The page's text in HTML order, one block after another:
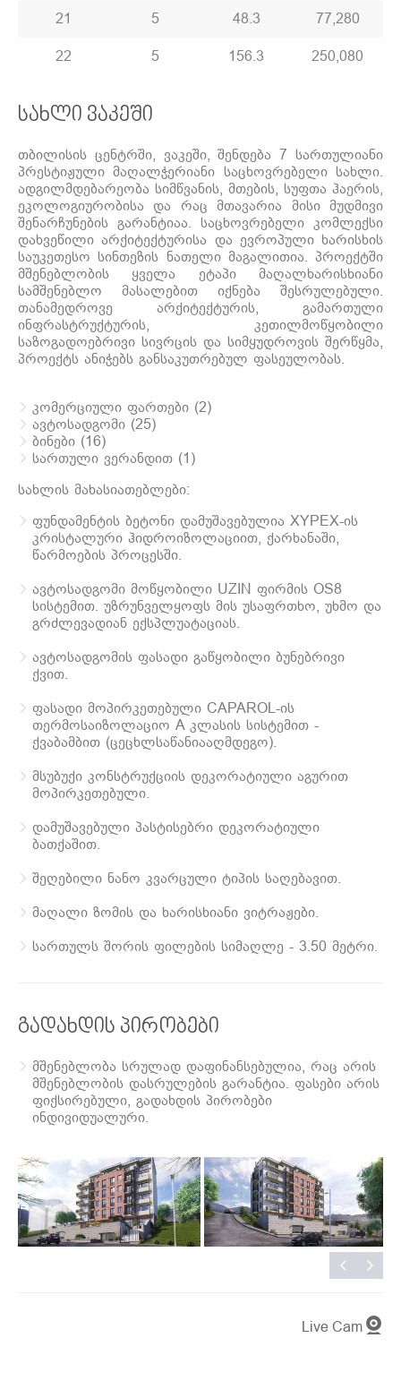
21 5 48.3 77,280
22 5 156.3 250,080
სახლი ვაკეში
თბილისის ცენტრში, ვაკეში, შენდება 7 სართულიანი
პრესტიჟული მაღალჭერიანი საცხოვრებელი სახლი.
ადგილმდებარეობა სიმწვანის, მთების, სუფთა ჰაერის,
ეკოლოგიურობისა და რაც მთავარია მისი მუდმივი
შენარჩუნების გარანტიაა. საცხოვრებელი კომლექსი
დახვეწილი არქიტექტურისა და ევროპული ხარისხის
საუკეთესო სინთეზის ნათელი მაგალითია. პროექტში
მშენებლობის ყველა ეტაპი მაღალხარისხიანი
სამშენებლო მასალებით იქნება შესრულებული.
თანამედროვე არქიტექტურის, გამართული
ინფრასტრუქტურის, კეთილმოწყობილი
საზოგადოებრივი სივრცის და სიმყუდროვის შერწყმა,
პროექტს ანიჭებს განსაკუთრებულ ფასეულობას.
კომერციული ფართები (2)
ავტოსადგომი (25)
ბინები (16)
სართული ვერანდით (1)
სახლის მახასიათებლები:
ფუნდამენტის ბეტონი დამუშავებულია XYPEX-ის
კრისტალური ჰიდროიზოლაციით, ქარხანაში,
წარმოების პროცესში.
ავტოსადგომი მოწყობილი UZIN ფირმის OS8
სისტემით. უზრუნველყოფს მის უსაფრთხო, უხმო და
გრძლევადიან ექსპლუატაციას.
ავტოსადგომის ფასადი გაწყობილი ბუნებრივი
ქვით.
ფასადი მოპირკეთებული CAPAROL-ის
თერმოსაიზოლაციო A კლასის სისტემით -
ქვაბამბით (ცეცხლსაწანიააღმდეგო).
მსუბუქი კონსტრუქციის დეკორატიული აგურით
მოპირკეთებული.
დამუშავებული პასტისებრი დეკორატიული
ბათქაშით.
შეღებილი ნანო კვარცული ტიპის საღებავით.
მაღალი ზომის და ხარისხიანი ვიტრაჟები.
სართულს შორის ფილების სიმაღლე - 3.50 მეტრი.
გადახდის პირობები
მშენებლობა სრულად დაფინანსებულია, რაც არის
მშენებლობის დასრულების გარანტია. ფასები არის
ფიქსირებული, გადახდის პირობები
ინდივიდუალური.
Live Cam